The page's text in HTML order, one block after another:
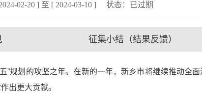
02-20 ] 至 [ 2024-03-10 ] 状态： 已过期
征集小结（结果反馈）
划的攻坚之年。在新的一年，新乡市将继续推动全
出更大贡献。